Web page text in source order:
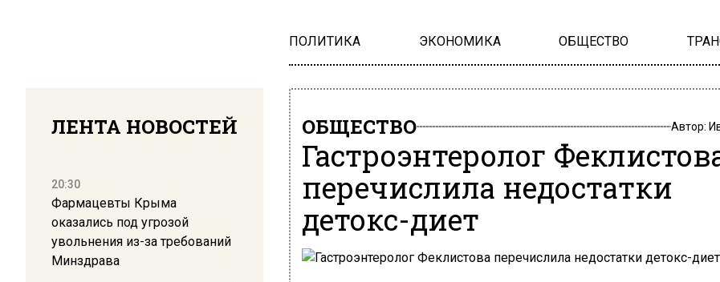
ПОЛИТИКА ЭКОНОМИКА ОБЩЕСТВО
ЛЕНТА НОВОСТЕЙ
20:30
Фармацевты Крыма
оказались под угрозой
увольнения из-за требований
Минздрава
ОБЩЕСТВО Автор:
Гастроэнтеролог
перечислила недостатки
детокс-диет